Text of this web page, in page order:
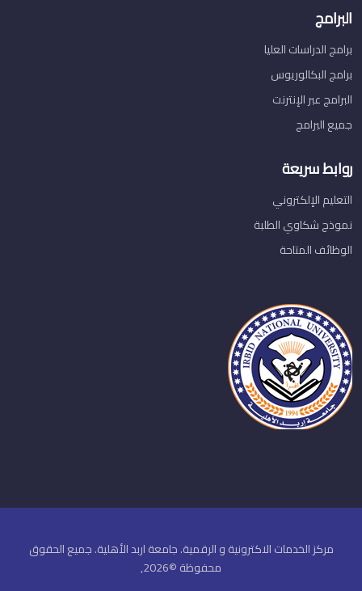
البرامج
برامج الدراسات العليا
برامج البكالوريوس
البرامج عبر الإنترنت
جميع البرامج
روابط سريعة
التعليم الإلكتروني
نموذج شكاوي الطلبة
الوظائف المتاحة
مركز الخدمات الاكترونية و الرقمية. جامعة اربد الأهلية. جميع الحقوق
محفوظة ©2026,